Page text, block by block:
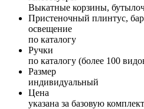
Выкатные корзины,
Пристеночный плинтус,
освещение
по каталогу
Ручки
по каталогу (более 100
Размер
индивидуальный
Цена
указана за базовую